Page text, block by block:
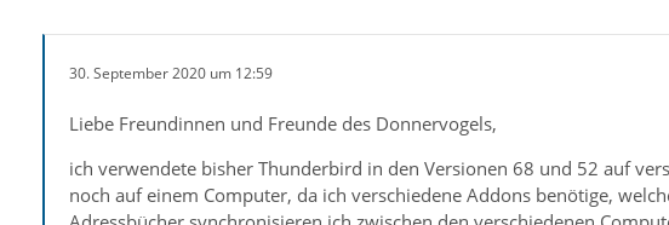
30. September 2020 um 12:59
Liebe Freundinnen und Freunde des Donnervogels,
ich verwendete bisher Thunderbird in den Versionen 68 und 52 auf
noch auf einem Computer, da ich verschiedene Addons benötige,